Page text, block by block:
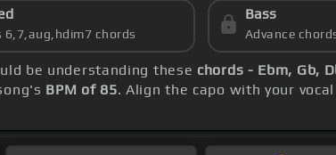
6,7,aug,hdim7 chords
Bass
Advance
be understanding these chords - Ebm, Gb,
BPM of 85. Align the capo with your